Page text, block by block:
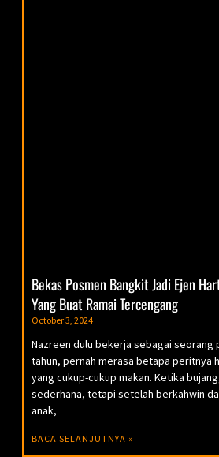
Bekas Posmen Bangkit Jadi Ejen
Yang Buat Ramai Tercengang
October 3, 2024
Nazreen dulu bekerja sebagai seorang
tahun, pernah merasa betapa peritnya
yang cukup-cukup makan. Ketika
sederhana, tetapi setelah berkahwin
anak,
BACA SELANJUTNYA »